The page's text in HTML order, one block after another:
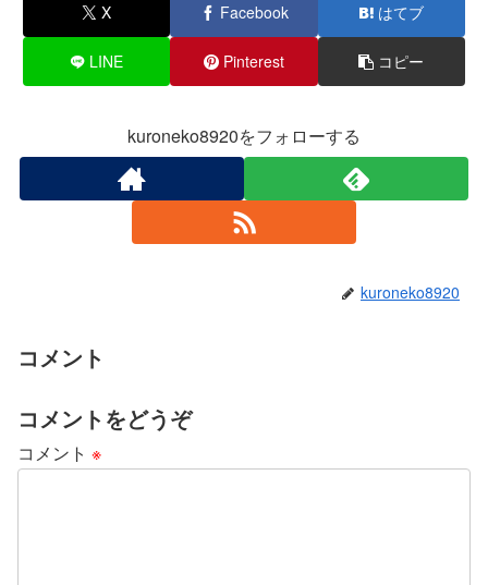
X Facebook はてブ
LINE Pinterest コピー
kuroneko8920をフォローする
kuroneko8920
コメント
コメントをどうぞ
コメント ※